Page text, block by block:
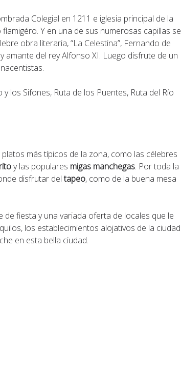
Colegial en 1211 e iglesia principal de la
Y en una de sus numerosas capillas se
obra literaria, “La Celestina”, Fernando de
amante del rey Alfonso XI. Luego disfrute de un
los Sifones, Ruta de los Puentes, Ruta del Río
más típicos de la zona, como las célebres
y las populares migas manchegas. Por toda la
disfrutar deltapeo, como de la buena mesa
de fiesta y una variada oferta de locales que le
los establecimientos alojativos de la ciudad
en esta bella ciudad.